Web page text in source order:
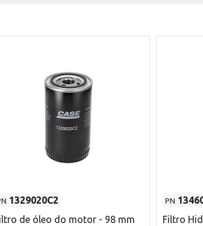
1329020C2
de óleo do motor - 98 mm
PN
Filtro